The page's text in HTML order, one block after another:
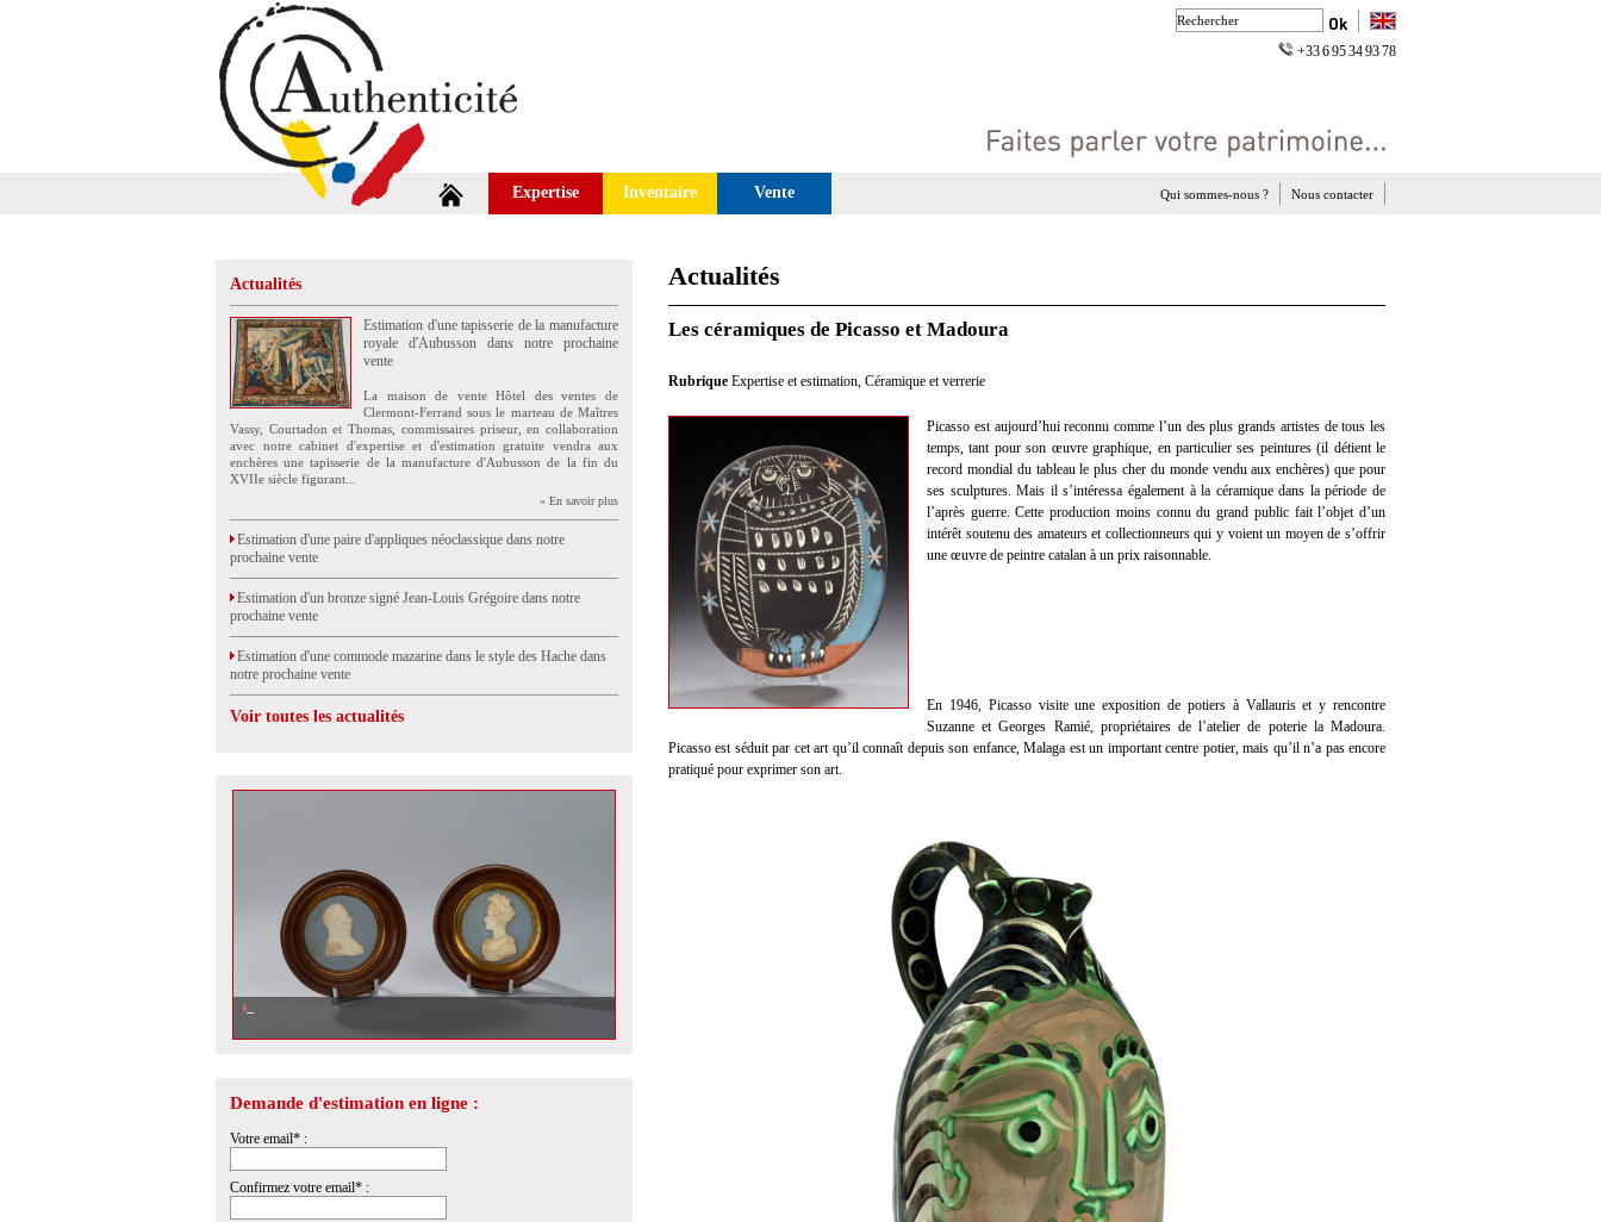
+33 6 95 34 93 78
Expertise Inventaire Vente Nous contacter
Qui sommes-nous ?
Actualités
Estimation d'une tapisserie de la manufacture
royale d'Aubusson dans notre prochaine
vente
La maison de vente Hôtel des ventes de
Clermont-Ferrand sous le marteau de Maîtres
Vassy, Courtadon et Thomas, commissaires priseur, en collaboration
avec notre cabinet d'expertise et d'estimation gratuite vendra aux
enchères une tapisserie de la manufacture d'Aubusson de la fin du
XVIIe siècle figurant...
» En savoir plus
Estimation d'une paire d'appliques néoclassique dans notre
prochaine vente
Estimation d'un bronze signé Jean-Louis Grégoire dans notre
prochaine vente
Estimation d'une commode mazarine dans le style des Hache dans
notre prochaine vente
Voir toutes les actualités
Estimation d\'une paire de médaillons, profils du duc et de la duchesse de
Demande d'estimation en ligne :
Votre email* :
Confirmez votre email* :
Actualités
Les céramiques de Picasso et Madoura
Rubrique Expertise et estimation, Céramique et verrerie
Picasso est aujourd’hui reconnu comme l’un des plus grands artistes de tous les
temps, tant pour son œuvre graphique, en particulier ses peintures (il détient le
record mondial du tableau le plus cher du monde vendu aux enchères) que pour
ses sculptures. Mais il s’intéressa également à la céramique dans la période de
l’après guerre. Cette production moins connu du grand public fait l’objet d’un
intérêt soutenu des amateurs et collectionneurs qui y voient un moyen de s’offrir
une œuvre de peintre catalan à un prix raisonnable.
En 1946, Picasso visite une exposition de potiers à Vallauris et y rencontre
Suzanne et Georges Ramié, propriétaires de l’atelier de poterie la Madoura.
Picasso est séduit par cet art qu’il connaît depuis son enfance, Malaga est un important centre potier, mais qu’il n’a pas encore
pratiqué pour exprimer son art.